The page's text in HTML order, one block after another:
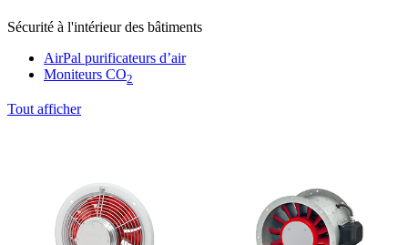
Sécurité à l'intérieur des bâtiments
AirPal purificateurs d’air
Moniteurs CO2
Tout afficher